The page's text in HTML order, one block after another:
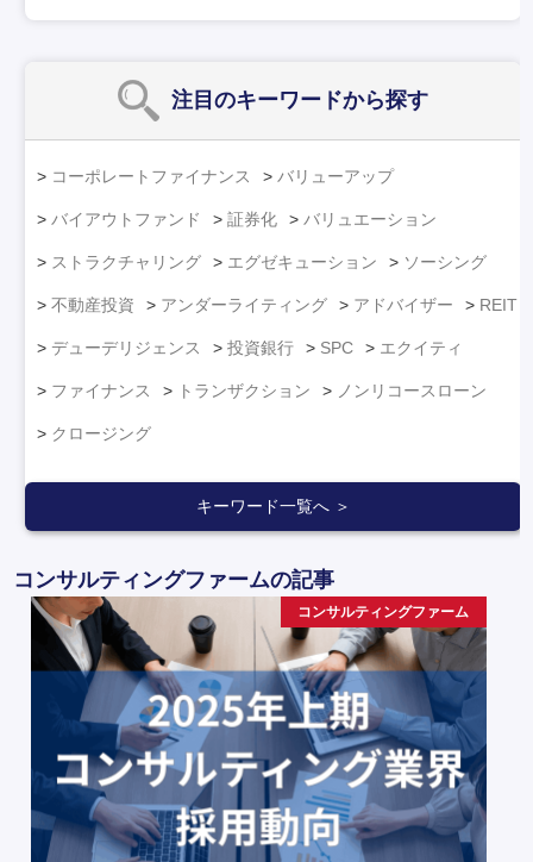
注目のキーワードから探す
コーポレートファイナンス バリューアップ
バイアウトファンド 証券化 バリュエーション
ストラクチャリング エグゼキューション ソーシング
不動産投資 アンダーライティング アドバイザー REIT
デューデリジェンス 投資銀行 SPC エクイティ
ファイナンス トランザクション ノンリコースローン
クロージング
キーワード一覧へ ＞
コンサルティングファームの記事
コンサルティングファーム